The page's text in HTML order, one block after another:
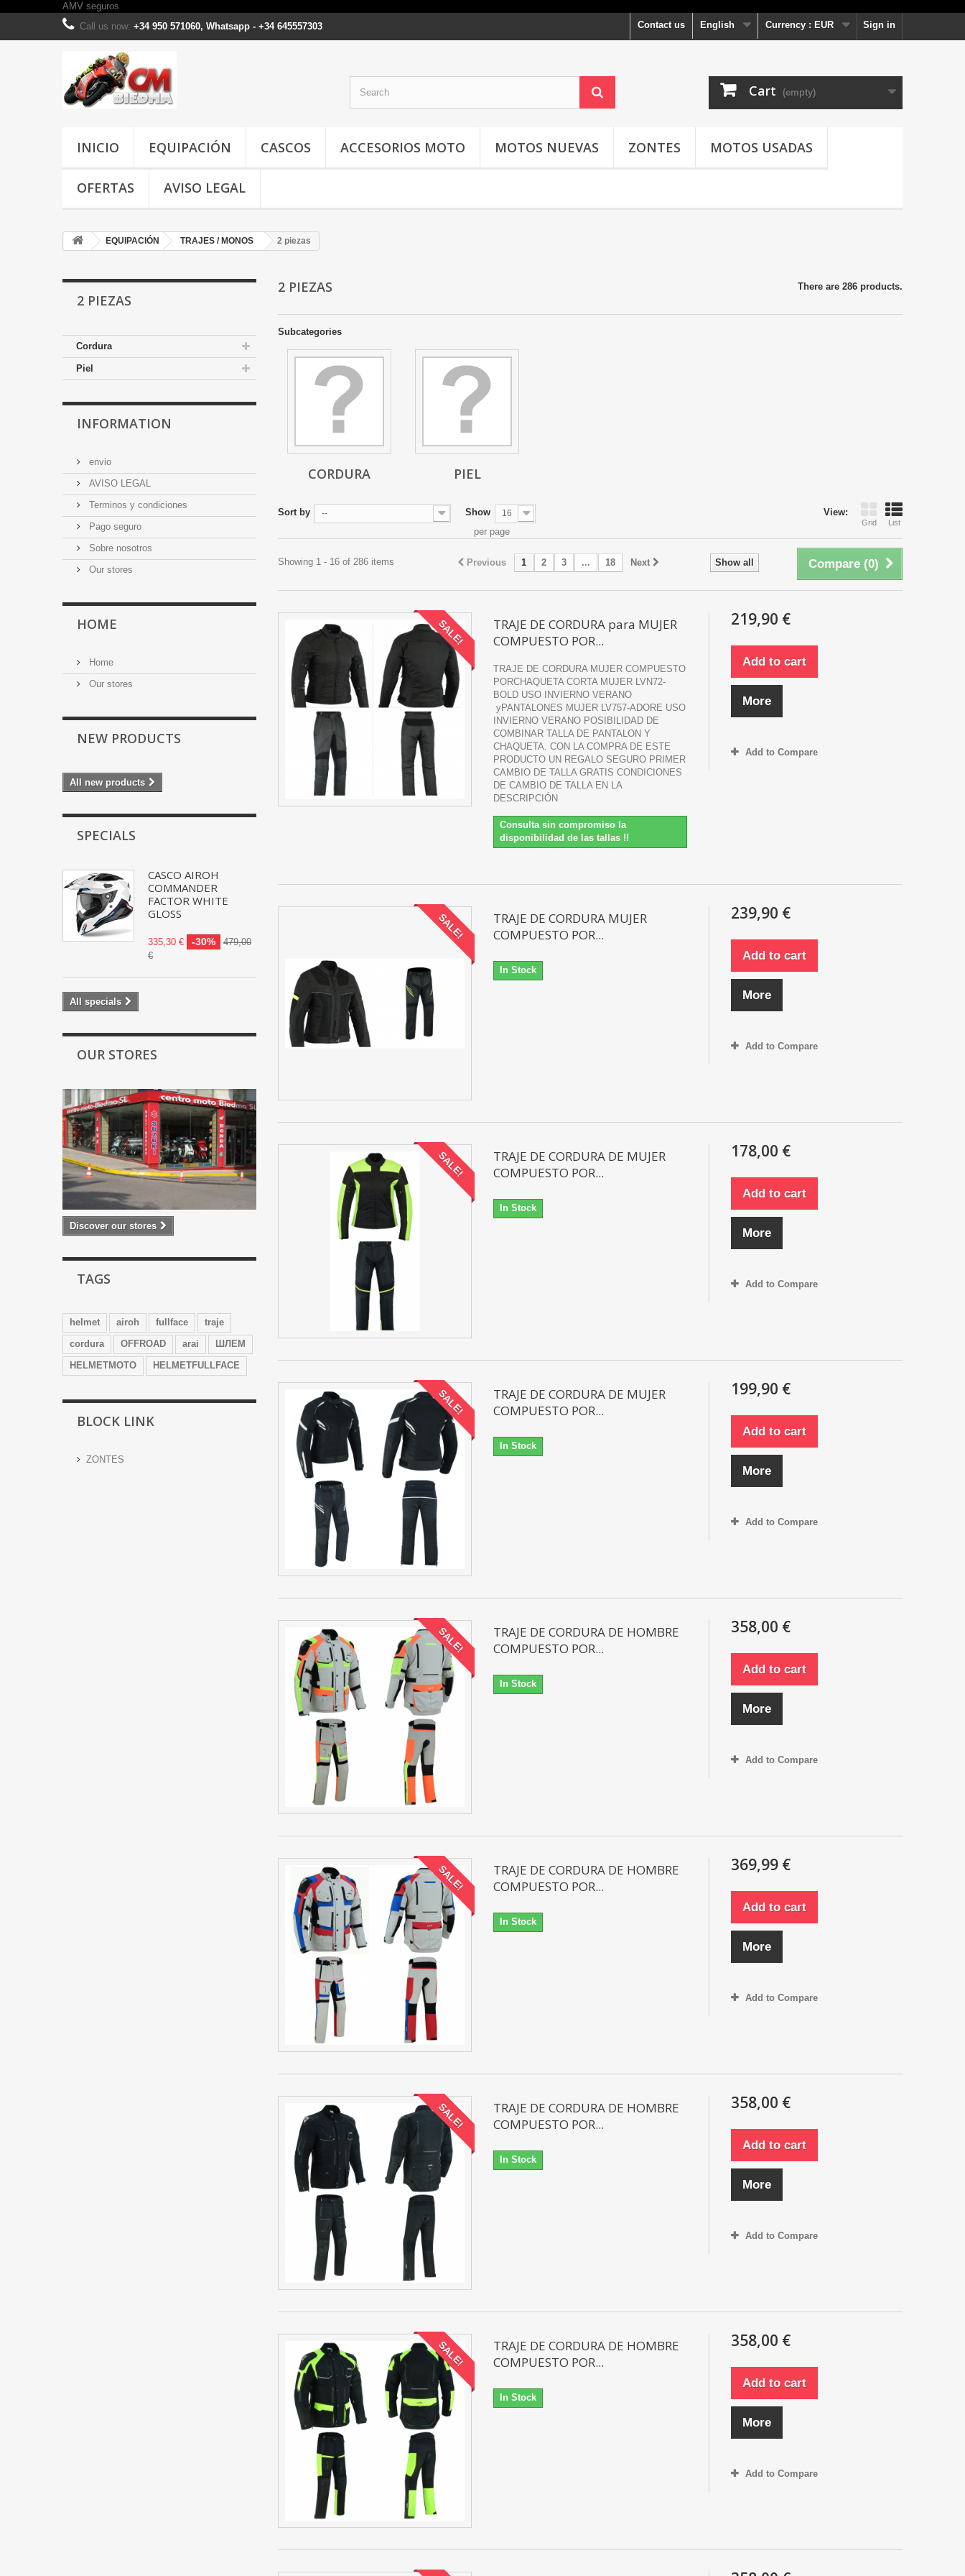
AMV seguros
Sign in
Currency : EUR
English
Contact us
Call us now: +34 950 571060, Whatsapp - +34 645557303
Cart (empty)
INICIO EQUIPACIÓN CASCOS ACCESORIOS MOTO MOTOS NUEVAS ZONTES MOTOS USADAS
OFERTAS AVISO LEGAL
EQUIPACIÓN TRAJES / MONOS 2 piezas
2 PIEZAS
Cordura
Piel
INFORMATION
envio
AVISO LEGAL
Terminos y condiciones
Pago seguro
Sobre nosotros
Our stores
HOME
Home
Our stores
NEW PRODUCTS
All new products
SPECIALS
CASCO AIROH
COMMANDER
FACTOR WHITE
GLOSS
335,30 € -30%
479,00
€
All specials
OUR STORES
Discover our stores
TAGS
helmet airoh fullface
traje
cordura
OFFROAD arai
ШЛЕМ
HELMETMOTO
HELMETFULLFACE
BLOCK LINK
ZONTES
2 PIEZAS There are 286 products.
Subcategories
CORDURA PIEL
View:
Grid List
Sort by -- Show 16
per page
Compare (0)
Show all
Previous 1 2 3 ... 18 Next
Showing 1 - 16 of 286 items
SALE!
TRAJE DE CORDURA para MUJER
COMPUESTO POR...
TRAJE DE CORDURA MUJER COMPUESTO
PORCHAQUETA CORTA MUJER LVN72-
BOLD USO INVIERNO VERANO
yPANTALONES MUJER LV757-ADORE USO
INVIERNO VERANO POSIBILIDAD DE
COMBINAR TALLA DE PANTALON Y
CHAQUETA. CON LA COMPRA DE ESTE
PRODUCTO UN REGALO SEGURO PRIMER
CAMBIO DE TALLA GRATIS CONDICIONES
DE CAMBIO DE TALLA EN LA
DESCRIPCIÓN
Consulta sin compromiso la
disponibilidad de las tallas !!
219,90 €
Add to cart
More
Add to Compare
SALE!
TRAJE DE CORDURA MUJER
COMPUESTO POR...
In Stock
239,90 €
Add to cart
More
Add to Compare
SALE!
TRAJE DE CORDURA DE MUJER
COMPUESTO POR...
In Stock
178,00 €
Add to cart
More
Add to Compare
SALE!
TRAJE DE CORDURA DE MUJER
COMPUESTO POR...
In Stock
199,90 €
Add to cart
More
Add to Compare
SALE!
TRAJE DE CORDURA DE HOMBRE
COMPUESTO POR...
In Stock
358,00 €
Add to cart
More
Add to Compare
SALE!
TRAJE DE CORDURA DE HOMBRE
COMPUESTO POR...
In Stock
369,99 €
Add to cart
More
Add to Compare
SALE!
TRAJE DE CORDURA DE HOMBRE
COMPUESTO POR...
In Stock
358,00 €
Add to cart
More
Add to Compare
SALE!
TRAJE DE CORDURA DE HOMBRE
COMPUESTO POR...
In Stock
358,00 €
Add to cart
More
Add to Compare